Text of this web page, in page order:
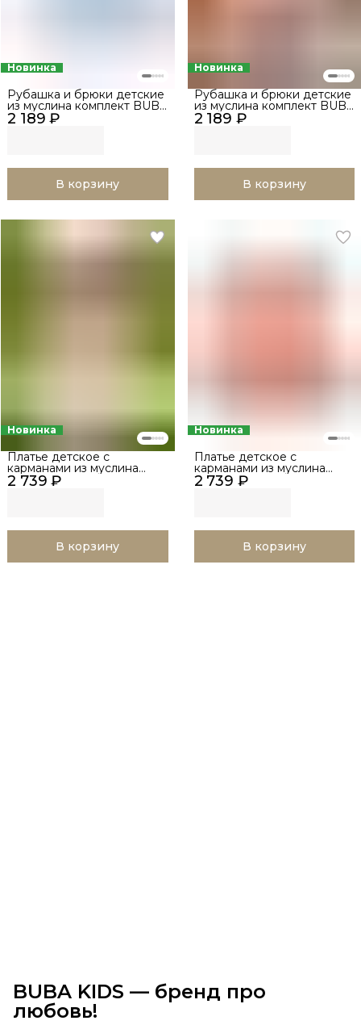
Новинка
2 189 ₽
Рубашка и брюки детские
из муслина комплект BUBA
KIDS, Нежно-голубой, р.
68-74
В корзину
Новинка
2 189 ₽
Рубашка и брюки детские
из муслина комплект BUBA
KIDS, Пудра, р. 68-74
В корзину
Новинка
2 739 ₽
Платье детское с
карманами из муслина
BUBA KIDS, Летний
В корзину
Новинка
2 739 ₽
Платье детское с
карманами из муслина
BUBA KIDS, Ягодная
В корзину
BUBA KIDS — бренд про
любовь!